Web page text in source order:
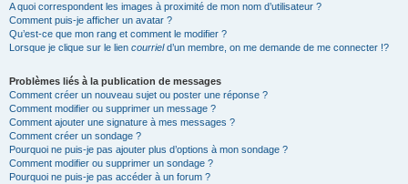
A quoi correspondent les images à proximité de mon nom d’utilisateur ?
Comment puis-je afficher un avatar ?
Qu’est-ce que mon rang et comment le modifier ?
Lorsque je clique sur le lien courrield’un membre, on me demande de me connecter !?
Problèmes liés à la publication de messages
Comment créer un nouveau sujet ou poster une réponse ?
Comment modifier ou supprimer un message ?
Comment ajouter une signature à mes messages ?
Comment créer un sondage ?
Pourquoi ne puis-je pas ajouter plus d’options à mon sondage ?
Comment modifier ou supprimer un sondage ?
Pourquoi ne puis-je pas accéder à un forum ?